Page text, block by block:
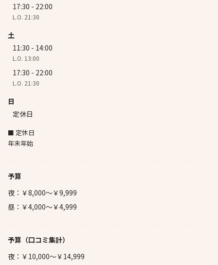
17:30 - 22:00
L.O. 21:30
土
11:30 - 14:00
L.O. 13:00
17:30 - 22:00
L.O. 21:30
日
定休日
■ 定休日
年末年始
予算
夜：￥8,000～￥9,999
昼：￥4,000～￥4,999
予算 （口コミ集計）
夜：￥10,000～￥14,999